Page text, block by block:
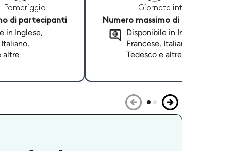
Pomeriggio
di partecipanti
in Inglese,
altre
Giornata intera
Numero massimo di partecipanti
Disponibile in Inglese,
Francese, Italiano,
Tedesco e altre